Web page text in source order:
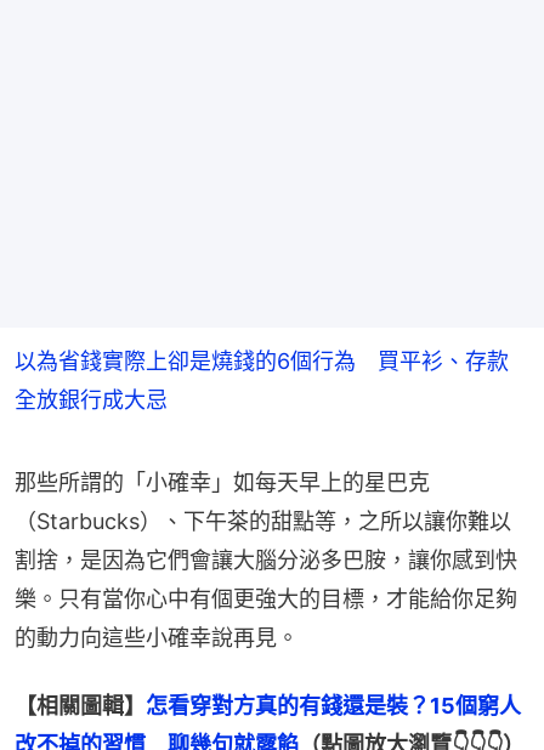
以為省錢實際上卻是燒錢的6個行為 買平衫、存款
全放銀行成大忌
那些所謂的「小確幸」如每天早上的星巴克
（Starbucks）、下午茶的甜點等，之所以讓你難以
割捨，是因為它們會讓大腦分泌多巴胺，讓你感到快
樂。只有當你心中有個更強大的目標，才能給你足夠
的動力向這些小確幸說再見。
【相關圖輯】 怎看穿對方真的有錢還是裝？15個窮人
改不掉的習慣　聊幾句就露餡 （點圖放大瀏覽👇👇👇）